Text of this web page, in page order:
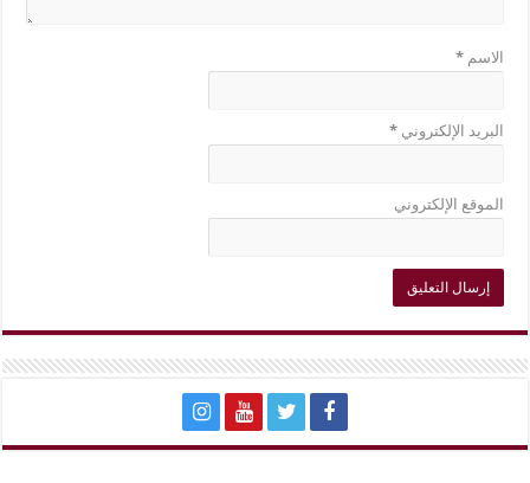
الاسم*
البريد الإلكتروني*
الموقع الإلكتروني